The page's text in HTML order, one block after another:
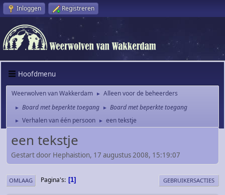
Inloggen Registreren
Hoofdmenu
Weerwolven van Wakkerdam ► Alleen voor de beheerders
► Board met beperkte toegang ► Board met beperkte toegang
► Verhalen van één persoon ► een tekstje
een tekstje
Gestart door Hephaistion, 17 augustus 2008, 15:19:07
OMLAAG Pagina's 1 GEBRUIKERSACTIES